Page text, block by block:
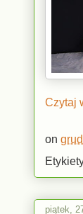
Czytaj
on
piątek,